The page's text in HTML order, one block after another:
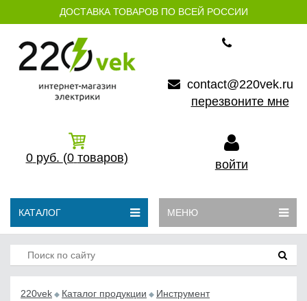
ДОСТАВКА ТОВАРОВ ПО ВСЕЙ РОССИИ
contact@220vek.ru
перезвоните мне
0 руб. (0 товаров) войти
КАТАЛОГ МЕНЮ
220vek Каталог продукции
Инструмент